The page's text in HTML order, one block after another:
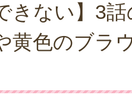
きない】3
黄色のブラ